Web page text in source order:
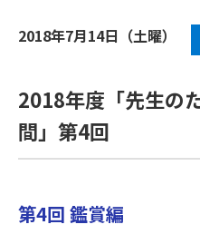
2018年7月14日（土曜）
2018年度「先生の
間」第4回
第4回 鑑賞編